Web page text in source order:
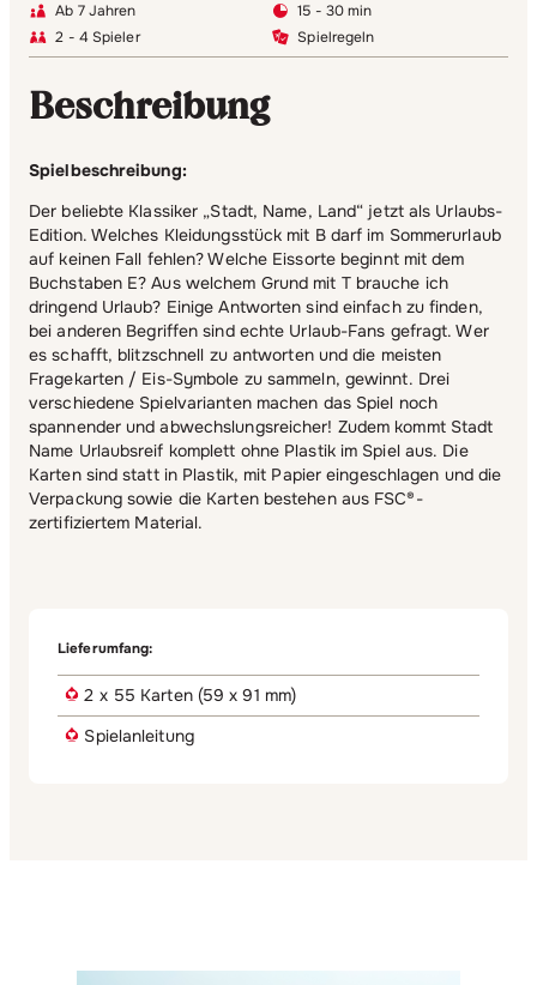
Ab 7 Jahren
15 - 30 min
2 - 4 Spieler
Spielregeln
Beschreibung
Spielbeschreibung:
Der beliebte Klassiker „Stadt, Name, Land“ jetzt als Urlaubs-
Edition. Welches Kleidungsstück mit B darf im Sommerurlaub
auf keinen Fall fehlen? Welche Eissorte beginnt mit dem
Buchstaben E? Aus welchem Grund mit T brauche ich
dringend Urlaub? Einige Antworten sind einfach zu finden,
bei anderen Begriffen sind echte Urlaub-Fans gefragt. Wer
es schafft, blitzschnell zu antworten und die meisten
Fragekarten / Eis-Symbole zu sammeln, gewinnt. Drei
verschiedene Spielvarianten machen das Spiel noch
spannender und abwechslungsreicher! Zudem kommt Stadt
Name Urlaubsreif komplett ohne Plastik im Spiel aus. Die
Karten sind statt in Plastik, mit Papier eingeschlagen und die
Verpackung sowie die Karten bestehen aus FSC®-
zertifiziertem Material.
Lieferumfang:
2 x 55 Karten (59 x 91 mm)
Spielanleitung